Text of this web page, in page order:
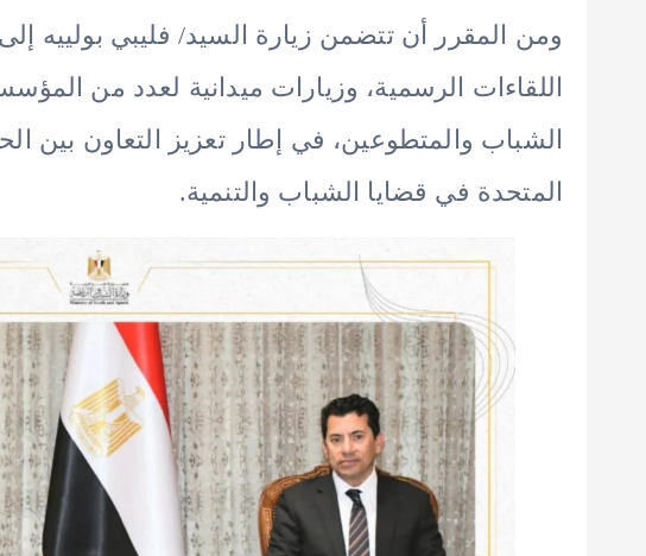
ومن المقرر أن تتضمن زيارة السيد/ فليبي بولييه
اللقاءات الرسمية، وزيارات ميدانية لعدد من
الشباب والمتطوعين، في إطار تعزيز التعاون بين
المتحدة في قضايا الشباب والتنمية.